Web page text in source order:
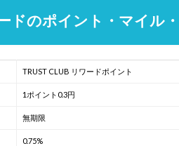
ドのポイント・マイル
TRUST CLUB リワードポイント
1ポイント0.3円
無期限
0.75%